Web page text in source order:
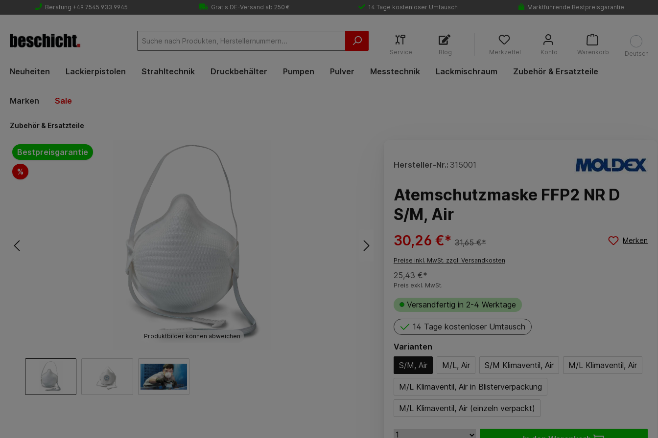
Beratung +49 7545 933 9945 Gratis DE-Versand ab 250 € 14 Tage kostenloser Umtausch Marktführende Bestpreisgarantie
Service Blog Merkzettel Konto Warenkorb Deutsch
Neuheiten Lackierpistolen Strahltechnik Druckbehälter Pumpen Pulver Messtechnik Lackmischraum Zubehör & Ersatzteile
Marken Sale
Zubehör & Ersatzteile
Bildergalerie überspringen
Bestpreisgarantie
%
Produktbilder können abweichen
Hersteller-Nr.: 315001
Atemschutzmaske FFP2 NR D
S/M, Air
30,26 €* 31,65 €* Merken
Preise inkl. MwSt. zzgl. Versandkosten
25,43 €*
Preis exkl. MwSt.
Versandfertig in 2-4 Werktage
14 Tage kostenloser Umtausch
Varianten
S/M, Air
M/L, Air S/M Klimaventil, Air M/L Klimaventil, Air
M/L Klimaventil, Air in Blisterverpackung
M/L Klimaventil, Air (einzeln verpackt)